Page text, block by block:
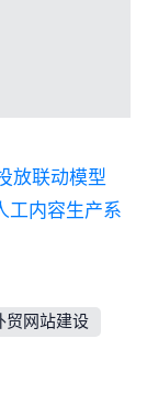
放联动模型
工内容生产系
贸网站建设